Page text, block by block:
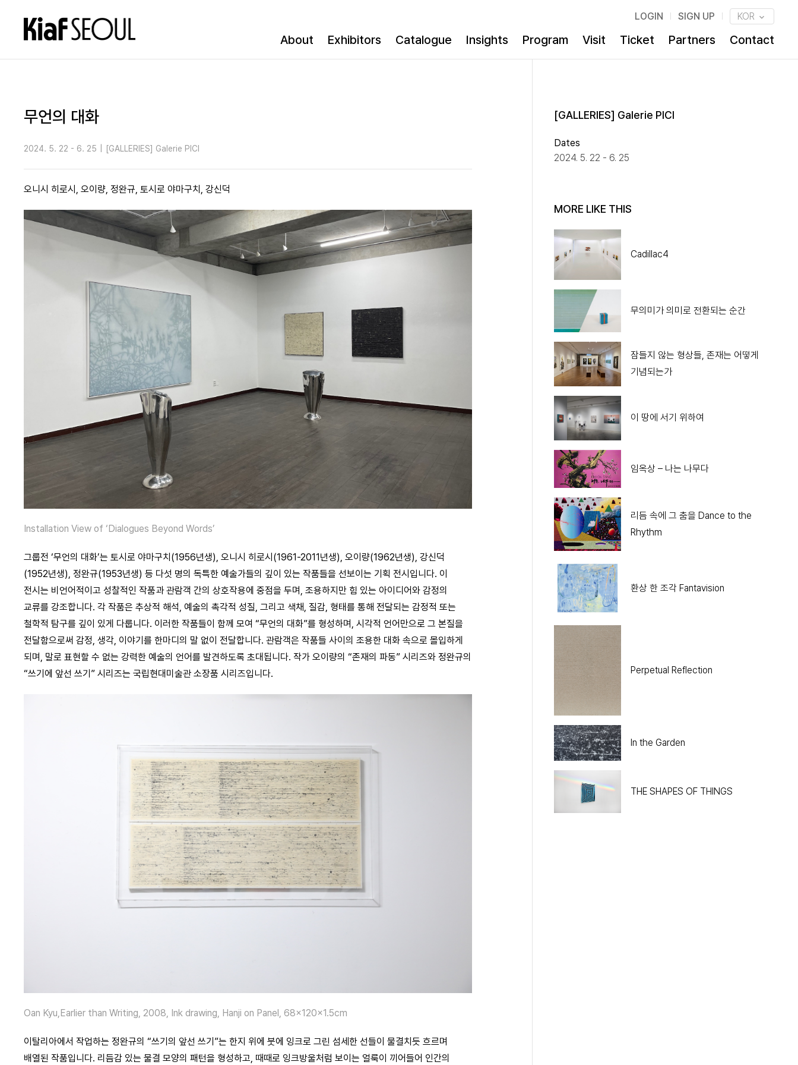
LOGIN SIGN UP KOR
About Exhibitors Catalogue Insights Program Visit Ticket Partners Contact
무언의 대화
2024. 5. 22 - 6. 25 [GALLERIES] Galerie PICI
오니시 히로시, 오이량, 정완규, 토시로 야마구치, 강신덕
Installation View of ‘Dialogues Beyond Words’
그룹전 ‘무언의 대화’는 토시로 야마구치(1956년생), 오니시 히로시(1961-2011년생), 오이량(1962년생), 강신덕
(1952년생), 정완규(1953년생) 등 다섯 명의 독특한 예술가들의 깊이 있는 작품들을 선보이는 기획 전시입니다. 이
전시는 비언어적이고 성찰적인 작품과 관람객 간의 상호작용에 중점을 두며, 조용하지만 힘 있는 아이디어와 감정의
교류를 강조합니다. 각 작품은 추상적 해석, 예술의 촉각적 성질, 그리고 색채, 질감, 형태를 통해 전달되는 감정적 또는
철학적 탐구를 깊이 있게 다룹니다. 이러한 작품들이 함께 모여 “무언의 대화”를 형성하며, 시각적 언어만으로 그 본질을
전달함으로써 감정, 생각, 이야기를 한마디의 말 없이 전달합니다. 관람객은 작품들 사이의 조용한 대화 속으로 몰입하게
되며, 말로 표현할 수 없는 강력한 예술의 언어를 발견하도록 초대됩니다. 작가 오이량의 “존재의 파동” 시리즈와 정완규의
“쓰기에 앞선 쓰기” 시리즈는 국립현대미술관 소장품 시리즈입니다.
Oan Kyu,Earlier than Writing, 2008, Ink drawing, Hanji on Panel, 68x120x1.5cm
이탈리아에서 작업하는 정완규의 “쓰기의 앞선 쓰기”는 한지 위에 붓에 잉크로 그린 섬세한 선들이 물결치듯 흐르며
배열된 작품입니다. 리듬감 있는 물결 모양의 패턴을 형성하고, 때때로 잉크방울처럼 보이는 얼룩이 끼어들어 인간의
[GALLERIES] Galerie PICI
Dates
2024. 5. 22 - 6. 25
MORE LIKE THIS
Cadillac4
무의미가 의미로 전환되는 순간
잠들지 않는 형상들, 존재는 어떻게
기념되는가
이 땅에 서기 위하여
임옥상 – 나는 나무다
리듬 속에 그 춤을 Dance to the
Rhythm
환상 한 조각 Fantavision
Perpetual Reflection
In the Garden
THE SHAPES OF THINGS